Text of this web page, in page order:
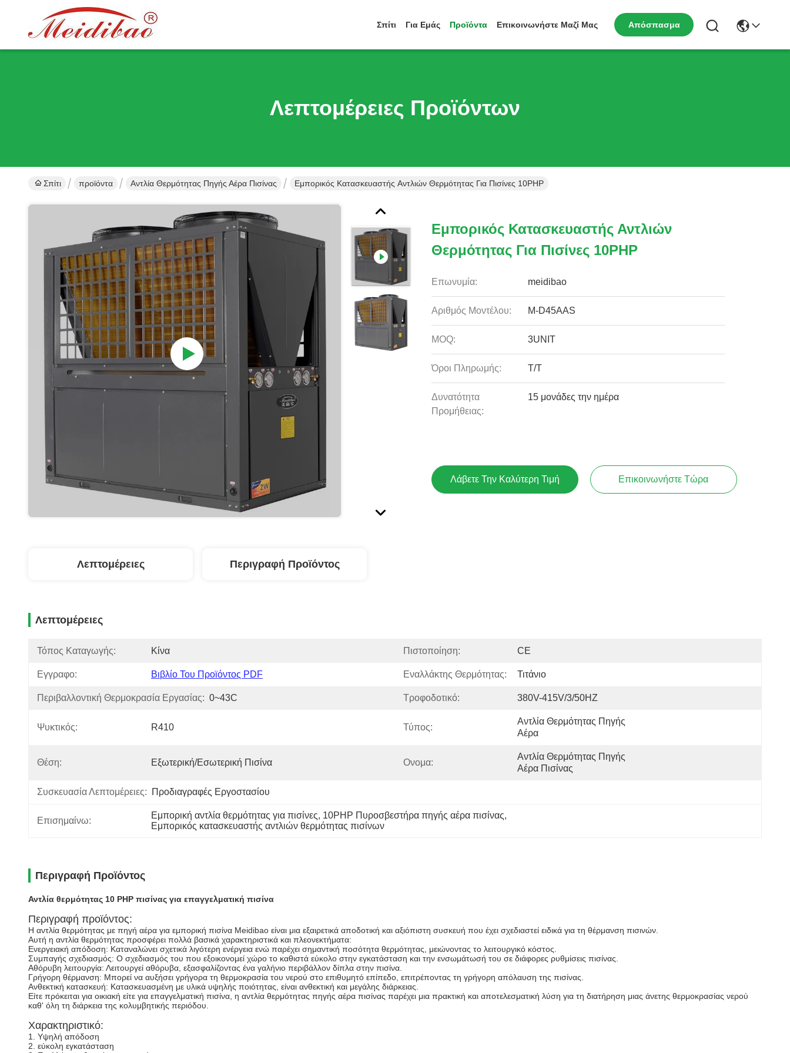
Σπίτι Για Εμάς Προϊόντα Επικοινωνήστε Μαζί Μας Απόσπασμα
Λεπτομέρειες Προϊόντων
Σπίτι προϊόντα Αντλία Θερμότητας Πηγής Αέρα Πισίνας Εμπορικός Κατασκευαστής Αντλιών Θερμότητας Για Πισίνες 10PHP
Εμπορικός Κατασκευαστής Αντλιών
Θερμότητας Για Πισίνες 10PHP
Επωνυμία: meidibao
Αριθμός Μοντέλου: M-D45AAS
MOQ: 3UNIT
Όροι Πληρωμής: T/T
Δυνατότητα
Προμήθειας:
15 μονάδες την ημέρα
Λάβετε Την Καλύτερη Τιμή Επικοινωνήστε Τώρα
Λεπτομέρειες Περιγραφή Προϊόντος
Λεπτομέρειες
Τόπος Καταγωγής: Κίνα Πιστοποίηση: CE
Εγγραφο: Βιβλίο Του Προϊόντος PDF Εναλλάκτης Θερμότητας: Τιτάνιο
Περιβαλλοντική Θερμοκρασία Εργασίας: 0~43C Τροφοδοτικό: 380V-415V/3/50HZ
Ψυκτικός: R410 Τύπος:
Αντλία Θερμότητας Πηγής
Αέρα
Θέση: Εξωτερική/Εσωτερική Πισίνα Ονομα:
Αντλία Θερμότητας Πηγής
Αέρα Πισίνας
Συσκευασία Λεπτομέρειες: Προδιαγραφές Εργοστασίου
Επισημαίνω:
Εμπορική αντλία θερμότητας για πισίνες, 10PHP Πυροσβεστήρα πηγής αέρα πισίνας,
Εμπορικός κατασκευαστής αντλιών θερμότητας πισίνων
Περιγραφή Προϊόντος
Αντλία θερμότητας 10 PHP πισίνας για επαγγελματική πισίνα
Περιγραφή προϊόντος:
Η αντλία θερμότητας με πηγή αέρα για εμπορική πισίνα Meidibao είναι μια εξαιρετικά αποδοτική και αξιόπιστη συσκευή που έχει σχεδιαστεί ειδικά για τη θέρμανση πισινών.
Αυτή η αντλία θερμότητας προσφέρει πολλά βασικά χαρακτηριστικά και πλεονεκτήματα:
Ενεργειακή απόδοση: Καταναλώνει σχετικά λιγότερη ενέργεια ενώ παρέχει σημαντική ποσότητα θερμότητας, μειώνοντας το λειτουργικό κόστος.
Συμπαγής σχεδιασμός: Ο σχεδιασμός του που εξοικονομεί χώρο το καθιστά εύκολο στην εγκατάσταση και την ενσωμάτωσή του σε διάφορες ρυθμίσεις πισίνας.
Αθόρυβη λειτουργία: Λειτουργεί αθόρυβα, εξασφαλίζοντας ένα γαλήνιο περιβάλλον δίπλα στην πισίνα.
Γρήγορη θέρμανση: Μπορεί να αυξήσει γρήγορα τη θερμοκρασία του νερού στο επιθυμητό επίπεδο, επιτρέποντας τη γρήγορη απόλαυση της πισίνας.
Ανθεκτική κατασκευή: Κατασκευασμένη με υλικά υψηλής ποιότητας, είναι ανθεκτική και μεγάλης διάρκειας.
Είτε πρόκειται για οικιακή είτε για επαγγελματική πισίνα, η αντλία θερμότητας πηγής αέρα πισίνας παρέχει μια πρακτική και αποτελεσματική λύση για τη διατήρηση μιας άνετης θερμοκρασίας νερού
καθ' όλη τη διάρκεια της κολυμβητικής περιόδου.
Χαρακτηριστικό:
1. Υψηλή απόδοση
2. εύκολη εγκατάσταση